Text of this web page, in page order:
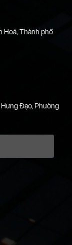
Hoá, Thành phố
Hưng Đạo, Phường